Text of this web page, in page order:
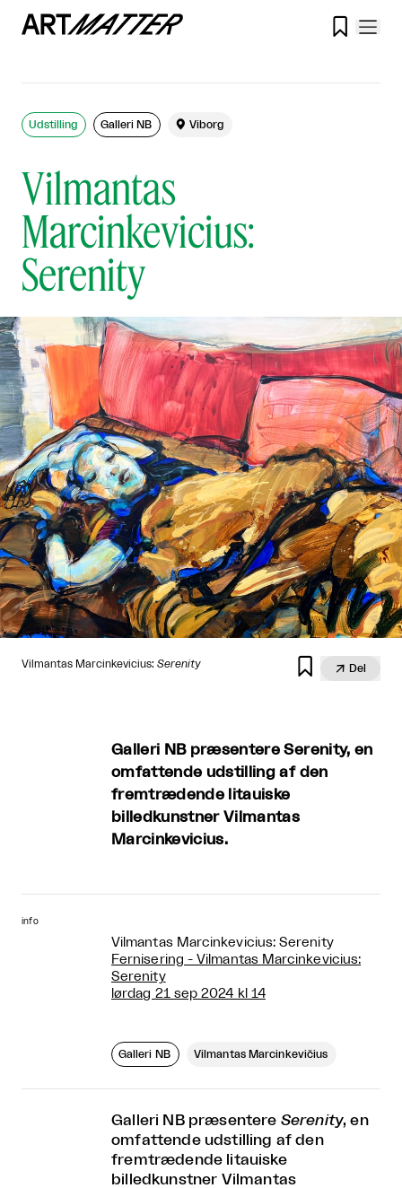

Vilmantas
Marcinkevicius:
Serenity
Udstilling Galleri NB  Viborg
Vilmantas Marcinkevicius: Serenity   Del
Galleri NB præsentere Serenity, en
omfattende udstilling af den
fremtrædende litauiske
billedkunstner Vilmantas
Marcinkevicius.
info
Vilmantas Marcinkevicius: Serenity
Fernisering - Vilmantas Marcinkevicius:
Serenity
lørdag 21 sep 2024 kl 14
Galleri NB Vilmantas Marcinkevičius
Galleri NB præsentere Serenity, en
omfattende udstilling af den
fremtrædende litauiske
billedkunstner Vilmantas